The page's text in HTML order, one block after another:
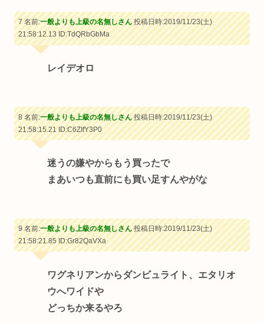
7 名前:一般よりも上級の名無しさん投稿日時:2019/11/23(土)
21:58:12.13ID:TdQRbGbMa
レイデオロ
8 名前:一般よりも上級の名無しさん投稿日時:2019/11/23(土)
21:58:15.21ID:C6ZIfY3P0
迷うの嫌やからもう買ったで
まあいつも直前にも買い足すんやがな
9 名前:一般よりも上級の名無しさん投稿日時:2019/11/23(土)
21:58:21.85ID:Gr82QaVXa
ワグネリアンからダンビュライト、エタリオ
ウへワイドや
どっちか来るやろ